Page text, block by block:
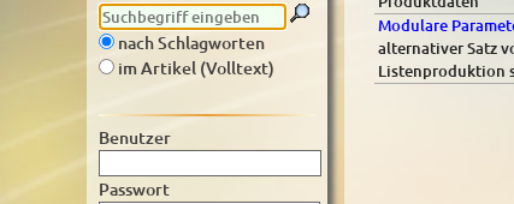
nach Schlagworten
im Artikel (Volltext)
Benutzer
Passwort
Modulare
alternativer Satz
Listenproduktion